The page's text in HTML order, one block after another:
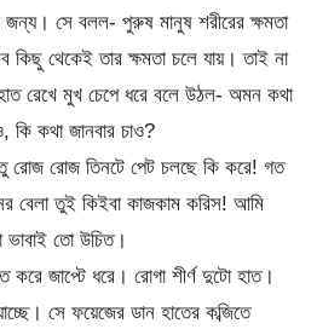
সে বলল- পুরুষ মানুষ শরীরের ক্ষমতা
কিছু থেকেই তার ক্ষমতা চলে যায়। তাই না
রেখে মুখ চেপে ধরে বলে উঠল- অমন কথা
কথা জানবার চাও?
রোজ রোজ তিনটে পেট চলছে কি করে! গত
বেলা তুই কিইবা কাজকাম করিস! আমি
ভাবাই তো উচিত।
করে জাপ্টে ধরে। রোগা শীর্ণ দুটো হাত।
সে ফয়েজের ডান হাতের কব্জিতে